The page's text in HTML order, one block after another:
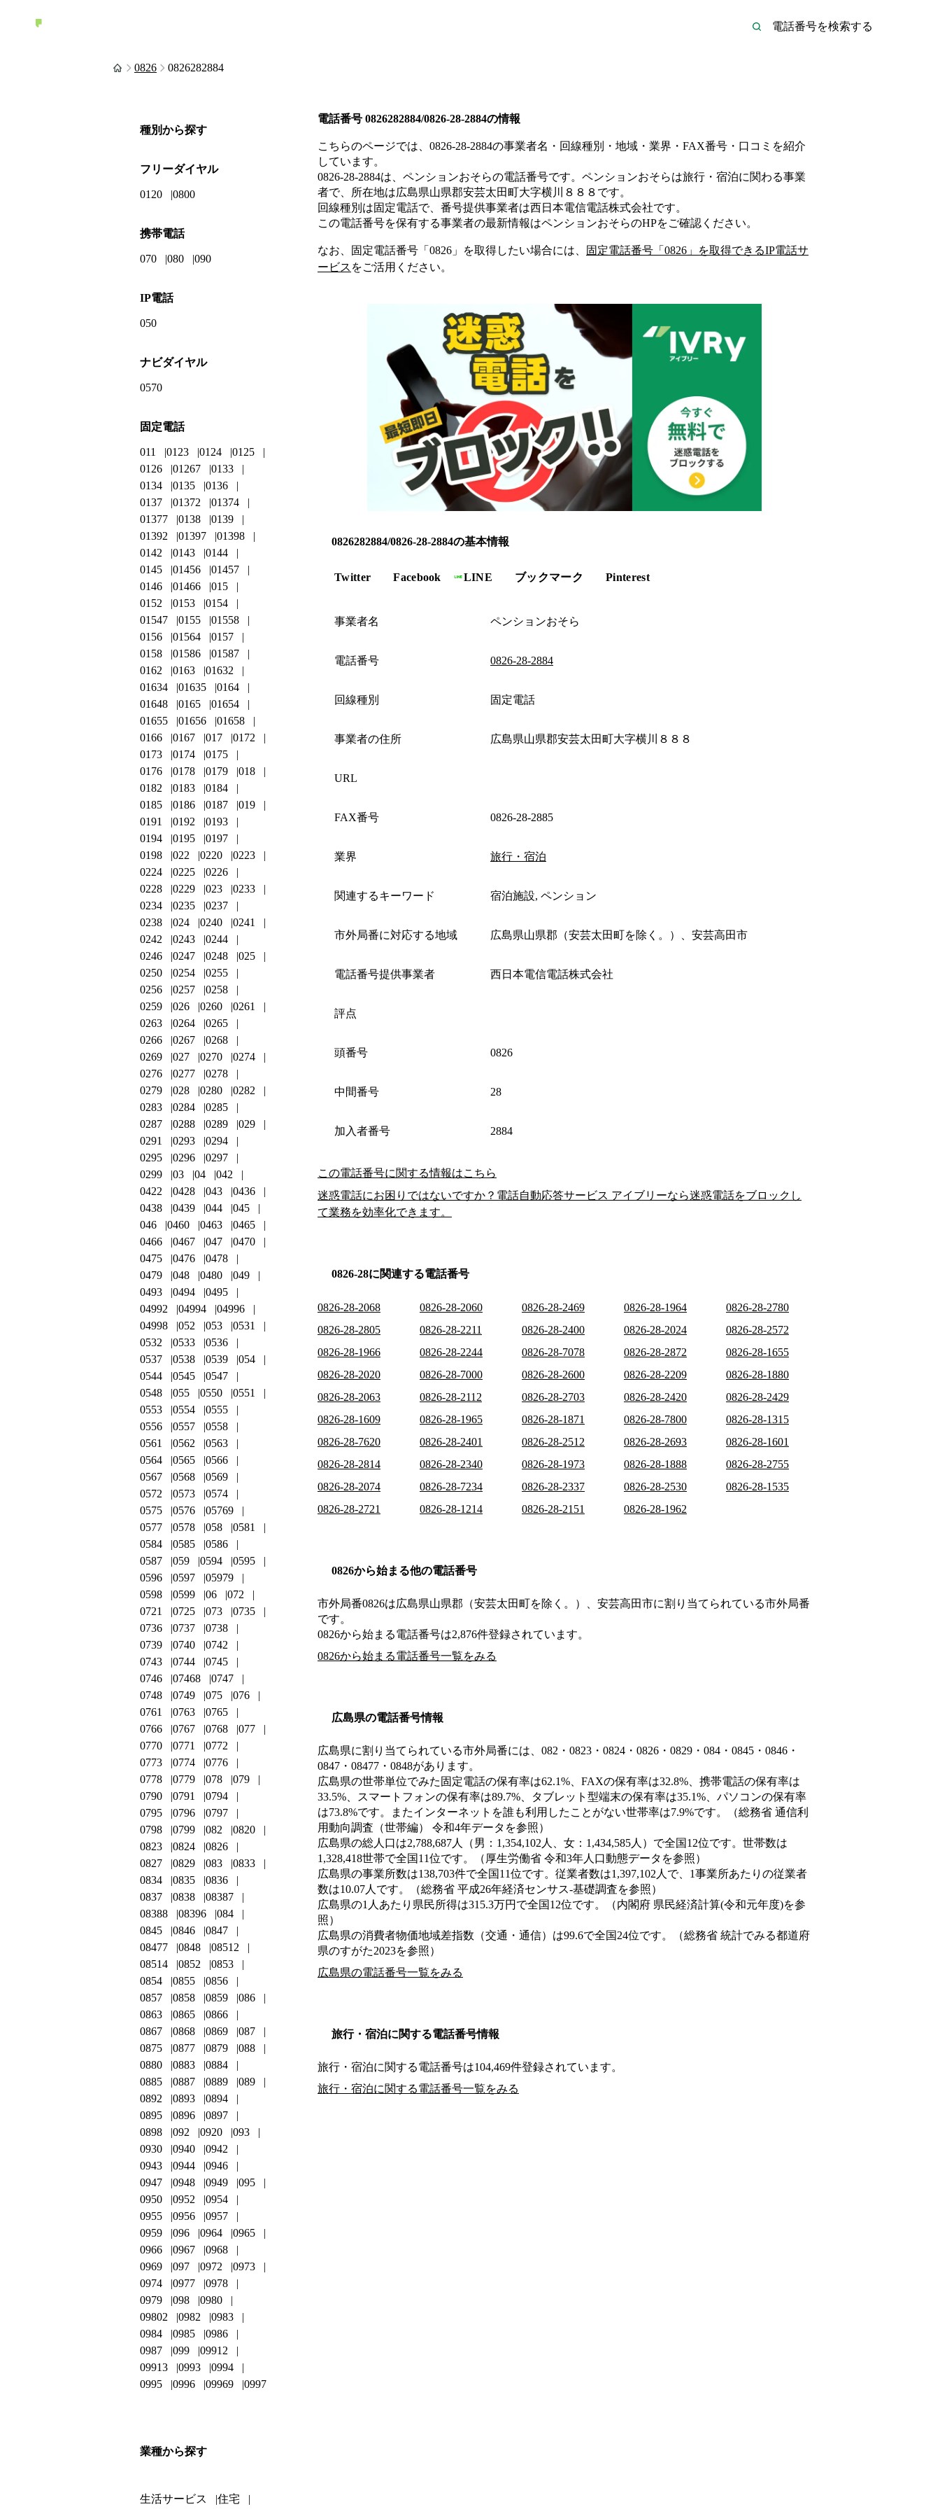
0826 0826282884
電話番号 0826282884/0826-28-2884の情報
こちらのページでは、 0826-28-2884の事業者名・回線種別・地域・業界・FAX番号・口コミを紹介
しています。
0826-28-2884は、 ペンションおそらの電話番号です。 ペンションおそらは旅行・宿泊に関わる事業
者で、所在地は広島県山県郡安芸太田町大字横川８８８ です。
回線種別は固定電話で、番号提供事業者は西日本電信電話株式会社です。
この電話番号を保有する事業者の最新情報はペンションおそらのHPをご確認ください。
なお、固定電話番号「 0826 」を取得したい場合には、 固定電話番号「 0826 」を取得できるIP電話サ
ービス をご活用ください。
0826282884/0826-28-2884の基本情報
Twitter Facebook LINE ブックマーク Pinterest
事業者名 ペンションおそら
電話番号 0826-28-2884
回線種別 固定電話
事業者の住所 広島県山県郡安芸太田町大字横川８８８
URL
FAX番号 0826-28-2885
業界 旅行・宿泊
関連するキーワード 宿泊施設, ペンション
市外局番に対応する地域 広島県山県郡（安芸太田町を除く。）、安芸高田市
電話番号提供事業者 西日本電信電話株式会社
評点
頭番号 0826
中間番号 28
加入者番号 2884
この電話番号に関する情報はこちら
迷惑電話にお困りではないですか？電話自動応答サービス アイブリーなら迷惑電話をブロックし
て業務を効率化できます。
0826-28に関連する電話番号
0826-28-2068 0826-28-2060 0826-28-2469 0826-28-1964
0826-28-2780
0826-28-2805
0826-28-2211 0826-28-2400 0826-28-2024
0826-28-2572
0826-28-1966
0826-28-2244 0826-28-7078 0826-28-2872
0826-28-1655
0826-28-2020
0826-28-7000 0826-28-2600 0826-28-2209
0826-28-1880
0826-28-2063
0826-28-2112 0826-28-2703 0826-28-2420
0826-28-2429
0826-28-1609
0826-28-1965 0826-28-1871 0826-28-7800
0826-28-1315
0826-28-7620
0826-28-2401 0826-28-2512 0826-28-2693
0826-28-1601
0826-28-2814
0826-28-2340 0826-28-1973 0826-28-1888
0826-28-2755
0826-28-2074
0826-28-7234 0826-28-2337 0826-28-2530
0826-28-1535
0826-28-2721
0826-28-1214 0826-28-2151 0826-28-1962
0826から始まる他の電話番号
市外局番0826は広島県山県郡（安芸太田町を除く。）、安芸高田市に割り当てられている市外局番
です。
0826から始まる電話番号は2,876件登録されています。
0826から始まる電話番号一覧をみる
広島県の電話番号情報
広島県に割り当てられている市外局番には、082・0823・0824・0826・0829・084・0845・0846・
0847・08477・0848があります。
広島県の世帯単位でみた固定電話の保有率は62.1%、FAXの保有率は32.8%、携帯電話の保有率は
33.5%、スマートフォンの保有率は89.7%、タブレット型端末の保有率は35.1%、パソコンの保有率
は73.8%です。またインターネットを誰も利用したことがない世帯率は7.9%です。（総務省 通信利
用動向調査（世帯編） 令和4年データを参照）
広島県の総人口は2,788,687人（男：1,354,102人、女：1,434,585人）で全国12位です。世帯数は
1,328,418世帯で全国11位です。（厚生労働省 令和3年人口動態データを参照）
広島県の事業所数は138,703件で全国11位です。従業者数は1,397,102人で、1事業所あたりの従業者
数は10.07人です。（総務省 平成26年経済センサス‐基礎調査を参照）
広島県の1人あたり県民所得は315.3万円で全国12位です。（内閣府 県民経済計算(令和元年度)を参
照）
広島県の消費者物価地域差指数（交通・通信）は99.6で全国24位です。（総務省 統計でみる都道府
県のすがた2023を参照）
広島県の電話番号一覧をみる
旅行・宿泊に関する電話番号情報
旅行・宿泊に関する電話番号は104,469件登録されています。
旅行・宿泊に関する電話番号一覧をみる
種別から探す
フリーダイヤル
0120 0800
携帯電話
070 080 090
IP電話
050
ナビダイヤル
0570
固定電話
011 0123 0124
0125
0126
01267
0133
0134
0135
0136
0137
01372
01374
01377
0138
0139
01392
01397
01398
0142
0143
0144
0145
01456
01457
0146
01466
015
0152
0153
0154
01547
0155
01558
0156
01564
0157
0158
01586
01587
0162
0163
01632
01634
01635
0164
01648
0165
01654
01655
01656
01658
0166
0167 017
0172
0173
0174
0175
0176
0178 0179
018
0182
0183
0184
0185
0186 0187
019
0191
0192
0193
0194
0195
0197
0198
022 0220
0223
0224
0225
0226
0228
0229 023
0233
0234
0235
0237
0238
024 0240
0241
0242
0243
0244
0246
0247 0248
025
0250
0254
0255
0256
0257
0258
0259
026 0260
0261
0263
0264
0265
0266
0267
0268
0269
027 0270
0274
0276
0277
0278
0279
028 0280
0282
0283
0284
0285
0287
0288 0289
029
0291
0293
0294
0295
0296
0297
0299
03 04
042
0422
0428 043
0436
0438
0439 044
045
046
0460 0463
0465
0466
0467 047
0470
0475
0476
0478
0479
048 0480
049
0493
0494
0495
04992
04994
04996
04998
052 053
0531
0532
0533
0536
0537
0538 0539
054
0544
0545
0547
0548
055 0550
0551
0553
0554
0555
0556
0557
0558
0561
0562
0563
0564
0565
0566
0567
0568
0569
0572
0573
0574
0575
0576
05769
0577
0578 058
0581
0584
0585
0586
0587
059 0594
0595
0596
0597
05979
0598
0599 06
072
0721
0725 073
0735
0736
0737
0738
0739
0740
0742
0743
0744
0745
0746
07468
0747
0748
0749 075
076
0761
0763
0765
0766
0767 0768
077
0770
0771
0772
0773
0774
0776
0778
0779 078
079
0790
0791
0794
0795
0796
0797
0798
0799 082
0820
0823
0824
0826
0827
0829 083
0833
0834
0835
0836
0837
0838
08387
08388
08396
084
0845
0846
0847
08477
0848
08512
08514
0852
0853
0854
0855
0856
0857
0858 0859
086
0863
0865
0866
0867
0868 0869
087
0875
0877 0879
088
0880
0883
0884
0885
0887 0889
089
0892
0893
0894
0895
0896
0897
0898
092 0920
093
0930
0940
0942
0943
0944
0946
0947
0948 0949
095
0950
0952
0954
0955
0956
0957
0959
096 0964
0965
0966
0967
0968
0969
097 0972
0973
0974
0977
0978
0979
098
0980
09802
0982
0983
0984
0985
0986
0987
099
09912
09913
0993
0994
0995
0996 09969 0997
業種から探す
生活サービス 住宅